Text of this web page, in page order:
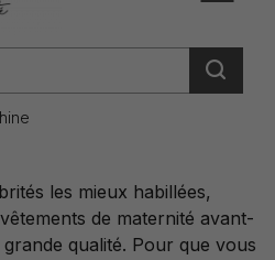
les mieux habillées,
de maternité avant-
qualité. Pour que vous